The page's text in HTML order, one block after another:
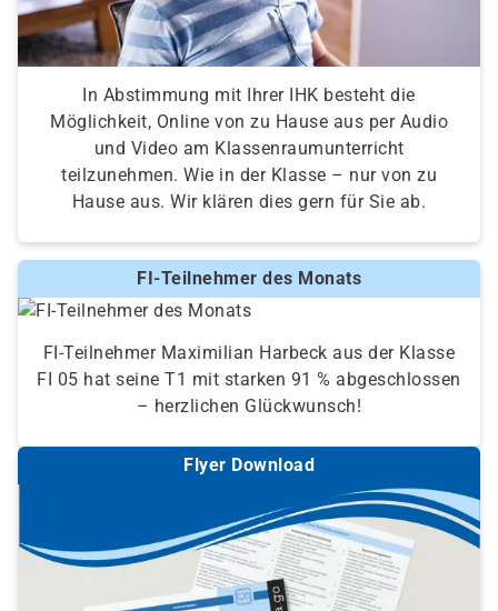
In Abstimmung mit Ihrer IHK besteht die
Möglichkeit, Online von zu Hause aus per Audio
und Video am Klassenraumunterricht
teilzunehmen. Wie in der Klasse – nur von zu
Hause aus. Wir klären dies gern für Sie ab.
FI-Teilnehmer des Monats
FI-Teilnehmer Maximilian Harbeck aus der Klasse
FI 05 hat seine T1 mit starken 91 % abgeschlossen
– herzlichen Glückwunsch!
Flyer Download